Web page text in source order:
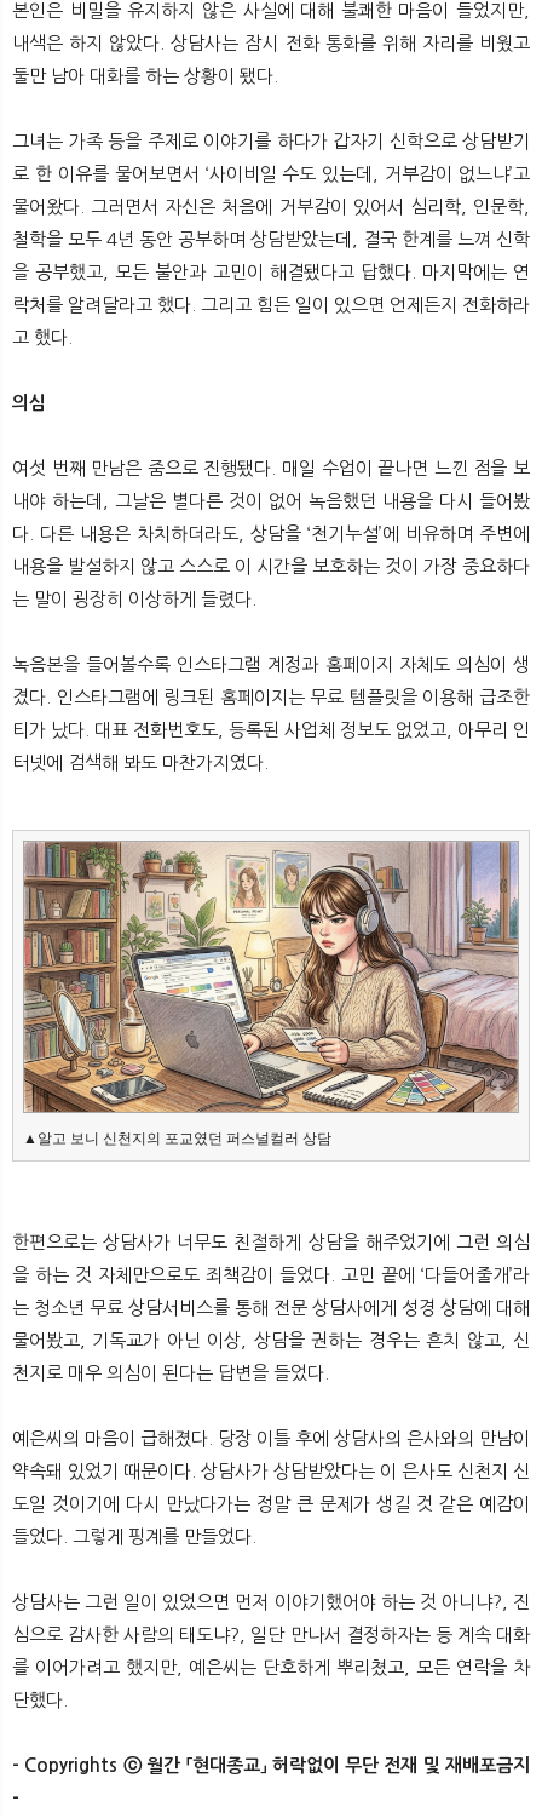
본인은 비밀을 유지하지 않은 사실에 대해 불쾌한 마음이 들었지만,
내색은 하지 않았다. 상담사는 잠시 전화 통화를 위해 자리를 비웠고
둘만 남아 대화를 하는 상황이 됐다.
그녀는 가족 등을 주제로 이야기를 하다가 갑자기 신학으로 상담받기
로 한 이유를 물어보면서 ‘사이비일 수도 있는데, 거부감이 없느냐’고
물어왔다. 그러면서 자신은 처음에 거부감이 있어서 심리학, 인문학,
철학을 모두 4년 동안 공부하며 상담받았는데, 결국 한계를 느껴 신학
을 공부했고, 모든 불안과 고민이 해결됐다고 답했다. 마지막에는 연
락처를 알려달라고 했다. 그리고 힘든 일이 있으면 언제든지 전화하라
고 했다.
의심
여섯 번째 만남은 줌으로 진행됐다. 매일 수업이 끝나면 느낀 점을 보
내야 하는데, 그날은 별다른 것이 없어 녹음했던 내용을 다시 들어봤
다. 다른 내용은 차치하더라도, 상담을 ‘천기누설’에 비유하며 주변에
내용을 발설하지 않고 스스로 이 시간을 보호하는 것이 가장 중요하다
는 말이 굉장히 이상하게 들렸다.
녹음본을 들어볼수록 인스타그램 계정과 홈페이지 자체도 의심이 생
겼다. 인스타그램에 링크된 홈페이지는 무료 템플릿을 이용해 급조한
티가 났다. 대표 전화번호도, 등록된 사업체 정보도 없었고, 아무리 인
터넷에 검색해 봐도 마찬가지였다.
▲알고 보니 신천지의 포교였던 퍼스널컬러 상담
한편으로는 상담사가 너무도 친절하게 상담을 해주었기에 그런 의심
을 하는 것 자체만으로도 죄책감이 들었다. 고민 끝에 ‘다들어줄개’라
는 청소년 무료 상담서비스를 통해 전문 상담사에게 성경 상담에 대해
물어봤고, 기독교가 아닌 이상, 상담을 권하는 경우는 흔치 않고, 신
천지로 매우 의심이 된다는 답변을 들었다.
예은씨의 마음이 급해졌다. 당장 이틀 후에 상담사의 은사와의 만남이
약속돼 있었기 때문이다. 상담사가 상담받았다는 이 은사도 신천지 신
도일 것이기에 다시 만났다가는 정말 큰 문제가 생길 것 같은 예감이
들었다. 그렇게 핑계를 만들었다.
상담사는 그런 일이 있었으면 먼저 이야기했어야 하는 것 아니냐?, 진
심으로 감사한 사람의 태도냐?, 일단 만나서 결정하자는 등 계속 대화
를 이어가려고 했지만, 예은씨는 단호하게 뿌리쳤고, 모든 연락을 차
단했다.
- Copyrights ⓒ 월간 「현대종교」 허락없이 무단 전재 및 재배포금지
-